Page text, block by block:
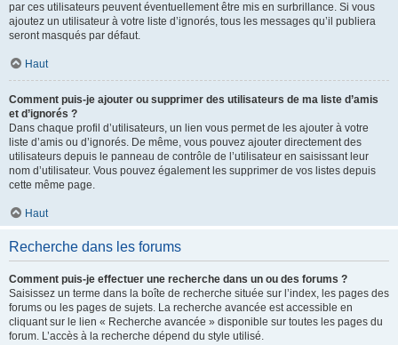
par ces utilisateurs peuvent éventuellement être mis en surbrillance. Si vous
ajoutez un utilisateur à votre liste d’ignorés, tous les messages qu’il publiera
seront masqués par défaut.
Haut
Comment puis-je ajouter ou supprimer des utilisateurs de ma liste d’amis
et d’ignorés ?
Dans chaque profil d’utilisateurs, un lien vous permet de les ajouter à votre
liste d’amis ou d’ignorés. De même, vous pouvez ajouter directement des
utilisateurs depuis le panneau de contrôle de l’utilisateur en saisissant leur
nom d’utilisateur. Vous pouvez également les supprimer de vos listes depuis
cette même page.
Haut
Recherche dans les forums
Comment puis-je effectuer une recherche dans un ou des forums ?
Saisissez un terme dans la boîte de recherche située sur l’index, les pages des
forums ou les pages de sujets. La recherche avancée est accessible en
cliquant sur le lien « Recherche avancée » disponible sur toutes les pages du
forum. L’accès à la recherche dépend du style utilisé.